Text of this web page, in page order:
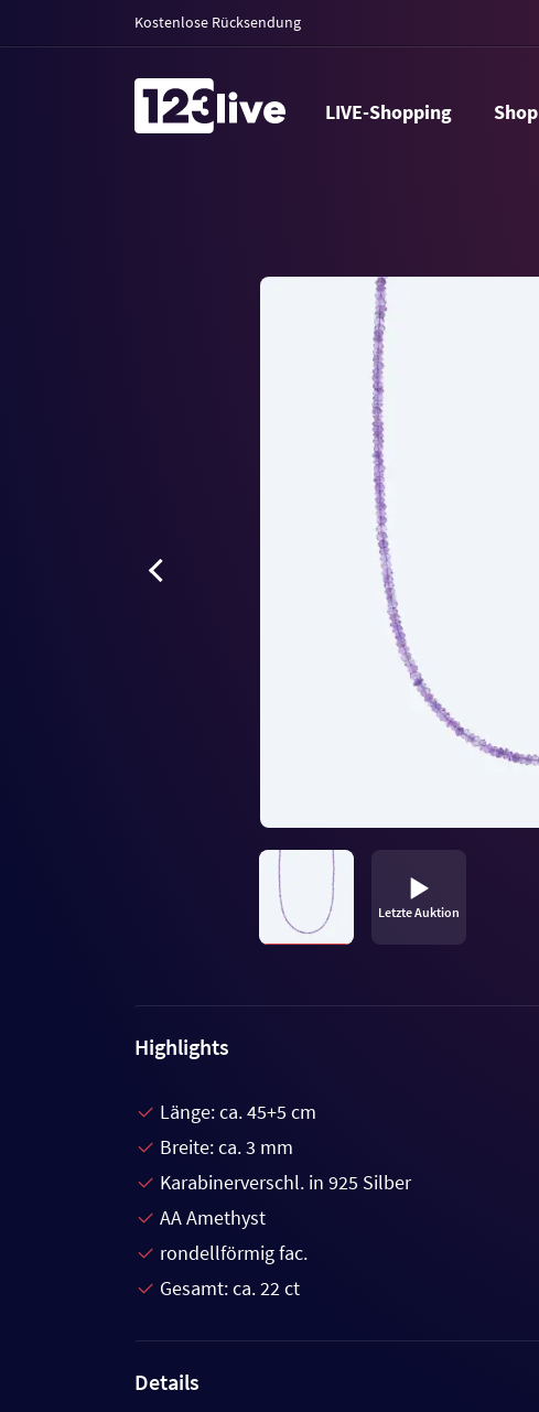
Kostenlose Rücksendung
LIVE-Shopping Shop
Letzte Auktion
Highlights
Länge: ca. 45+5 cm
Breite: ca. 3 mm
Karabinerverschl. in 925 Silber
AA Amethyst
rondellförmig fac.
Gesamt: ca. 22 ct
Details